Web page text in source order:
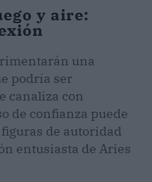
y aire:
una
podría ser
canaliza con
de confianza puede
de autoridad
entusiasta de Aries